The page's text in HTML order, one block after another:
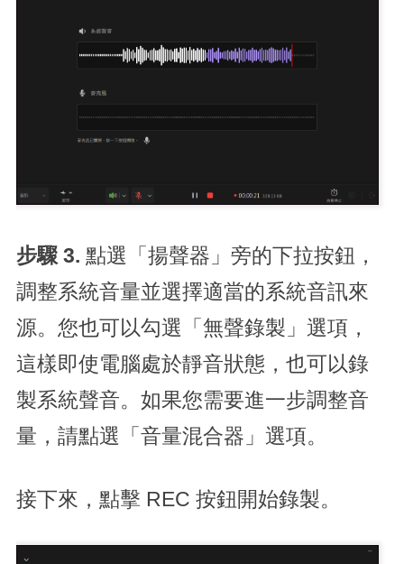
步驟 3. 點選「揚聲器」旁的下拉按鈕，
調整系統音量並選擇適當的系統音訊來
源。您也可以勾選「無聲錄製」選項，
這樣即使電腦處於靜音狀態，也可以錄
製系統聲音。如果您需要進一步調整音
量，請點選「音量混合器」選項。
接下來，點擊 REC 按鈕開始錄製。